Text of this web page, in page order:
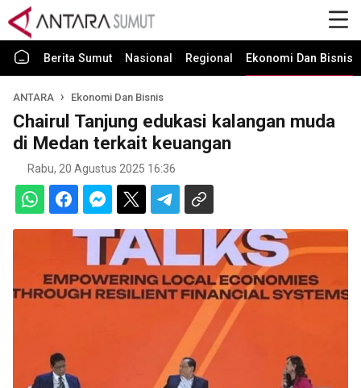
Berita Sumut Nasional Regional Ekonomi Dan Bisnis
ANTARA Ekonomi Dan Bisnis
Chairul Tanjung edukasi kalangan muda
di Medan terkait keuangan
Rabu, 20 Agustus 2025 16:36